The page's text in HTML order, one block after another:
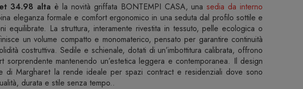
34.98 alta è la novità griffata BONTEMPI CASA, unasedia da interno
eleganza formale e comfort ergonomico in una seduta dal profilo sottile e
equilibrate. La struttura, interamente rivestita in tessuto, pelle ecologica o
un volume compatto e monomaterico, pensato per garantire continuità
costruttiva. Sedile e schienale, dotati di un’imbottitura calibrata, offrono
sorprendente mantenendo un’estetica leggera e contemporanea. Il design
di Margharet la rende ideale per spazi contract e residenziali dove sono
durata e stile senza tempo..